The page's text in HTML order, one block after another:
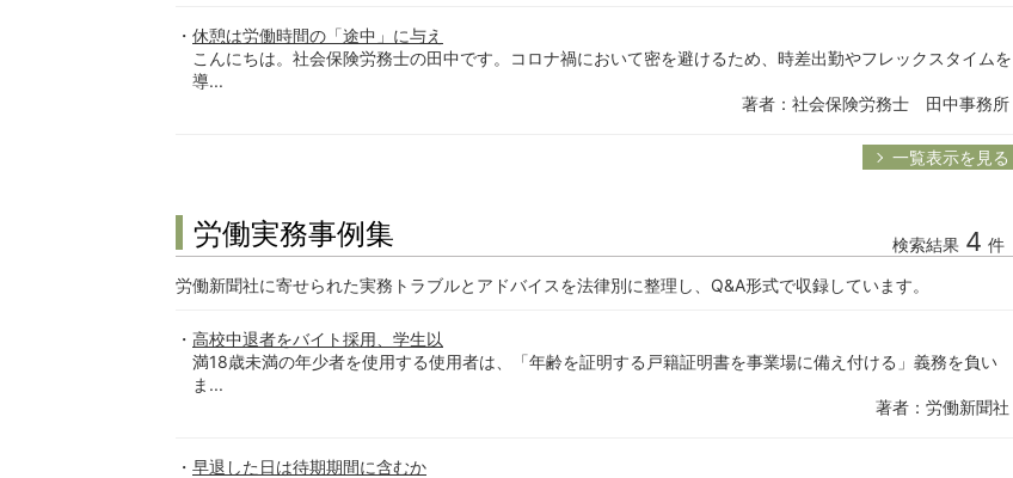
休憩は労働時間の「途中」に与え
こんにちは。社会保険労務士の田中です。コロナ禍において密を避けるため、時差出勤やフレックスタイムを
導...
著者：社会保険労務士 田中事務所
一覧表示を見る
労働実務事例集 検索結果 4 件
労働新聞社に寄せられた実務トラブルとアドバイスを法律別に整理し、Q&A形式で収録しています。
高校中退者をバイト採用、学生以
満18歳未満の年少者を使用する使用者は、「年齢を証明する戸籍証明書を事業場に備え付ける」義務を負い
ま...
著者：労働新聞社
早退した日は待期期間に含むか